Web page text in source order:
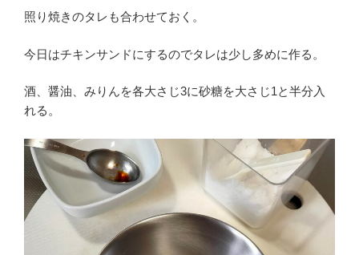
照り焼きのタレも合わせておく。
今日はチキンサンドにするのでタレは少し多めに作る。
酒、醤油、みりんを各大さじ3に砂糖を大さじ1と半分入
れる。